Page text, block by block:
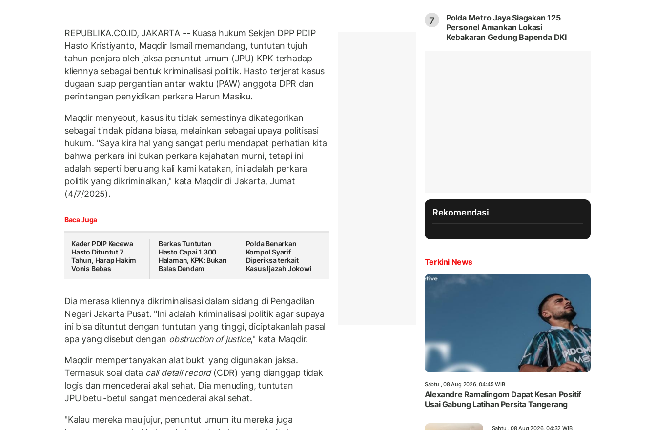
REPUBLIKA.CO.ID, JAKARTA -- Kuasa hukum Sekjen DPP PDIP
Hasto Kristiyanto, Maqdir Ismail memandang, tuntutan tujuh
tahun penjara oleh jaksa penuntut umum (JPU) KPK terhadap
kliennya sebagai bentuk kriminalisasi politik. Hasto terjerat kasus
dugaan suap pergantian antar waktu (PAW) anggota DPR dan
perintangan penyidikan perkara Harun Masiku.
Maqdir menyebut, kasus itu tidak semestinya dikategorikan
sebagai tindak pidana biasa, melainkan sebagai upaya politisasi
hukum. "Saya kira hal yang sangat perlu mendapat perhatian kita
bahwa perkara ini bukan perkara kejahatan murni, tetapi ini
adalah seperti berulang kali kami katakan, ini adalah perkara
politik yang dikriminalkan," kata Maqdir di Jakarta, Jumat
(4/7/2025).
Baca Juga
Kader PDIP Kecewa
Hasto Dituntut 7
Tahun, Harap Hakim
Vonis Bebas
Berkas Tuntutan
Hasto Capai 1.300
Halaman, KPK: Bukan
Balas Dendam
Polda Benarkan
Kompol Syarif
Diperiksa terkait
Kasus Ijazah Jokowi
Dia merasa kliennya dikriminalisasi dalam sidang di Pengadilan
Negeri Jakarta Pusat. "Ini adalah kriminalisasi politik agar supaya
ini bisa dituntut dengan tuntutan yang tinggi, diciptakanlah pasal
apa yang disebut dengan obstruction of justice," kata Maqdir.
Maqdir mempertanyakan alat bukti yang digunakan jaksa.
Termasuk soal data call detail record(CDR) yang dianggap tidak
logis dan mencederai akal sehat. Dia menuding, tuntutan
JPU betul-betul sangat mencederai akal sehat.
"Kalau mereka mau jujur, penuntut umum itu mereka juga
7
Polda Metro Jaya Siagakan 125
Personel Amankan Lokasi
Kebakaran Gedung Bapenda DKI
Rekomendasi
Terkini News
Sabtu , 08 Aug 2026, 04:45 WIB
Alexandre Ramalingom Dapat Kesan Positif
Usai Gabung Latihan Persita Tangerang
Sabtu , 08 Aug 2026, 04:32 WIB